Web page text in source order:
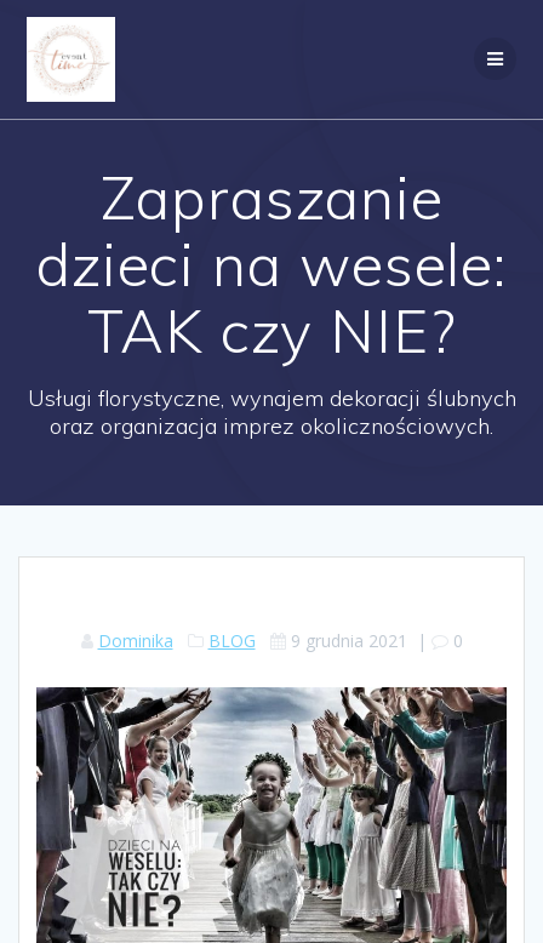
Zapraszanie
dzieci na wesele:
TAK czy NIE?
Usługi florystyczne, wynajem dekoracji ślubnych
oraz organizacja imprez okolicznościowych.
Dominika BLOG 9 grudnia 2021 | 0